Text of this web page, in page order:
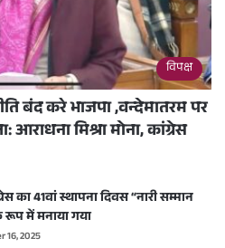
विपक्ष
बंद करे भाजपा ,वन्देमातरम पर
आराधना मिश्रा मोना, कांग्रेस
का 41वां स्थापना दिवस “नारी सम्मान
रूप में मनाया गया
16, 2025